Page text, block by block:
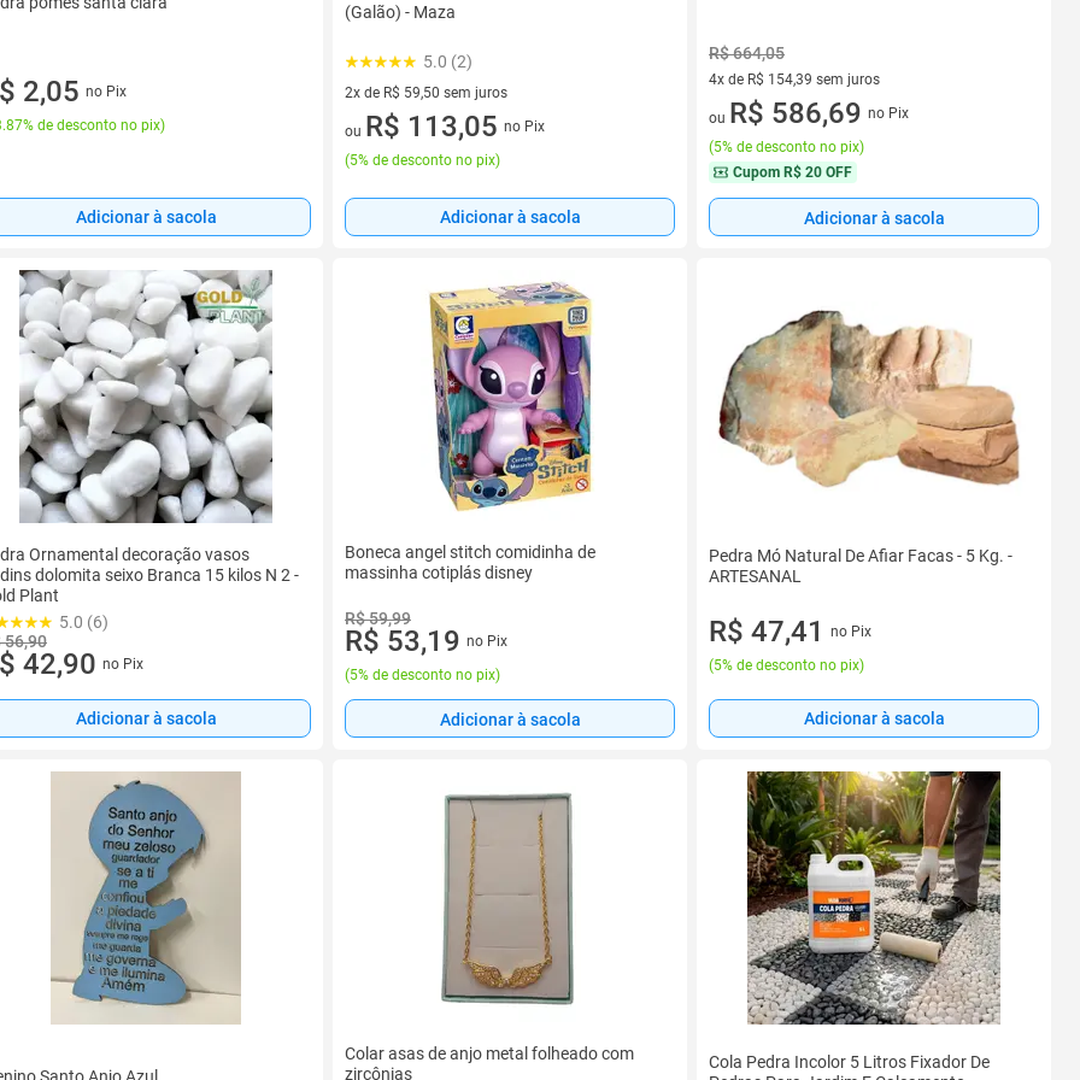
2,05 no Pix
de desconto no pix)
Adicionar à sacola
(Galão) - Maza
5.0 (2)
2x de R$ 59,50 sem juros
2 vez de R$ 59,50 sem juros
ou R$ 113,05 no Pix
(5% de desconto no pix)
Adicionar à sacola
R$ 664,05
4x de R$ 154,39 sem juros
4 vez de R$ 154,39 sem juros
ou R$ 586,69 no Pix
(5% de desconto no pix)
Cupom R$ 20 OFF
Adicionar à sacola
Ornamental decoração vasos
dolomita seixo Branca 15 kilos N 2 -
Plant
5.0 (6)
56,90
42,90 no Pix
Adicionar à sacola
Boneca angel stitch comidinha de
massinha cotiplás disney
R$ 59,99
R$ 53,19 no Pix
(5% de desconto no pix)
Adicionar à sacola
Pedra Mó Natural De Afiar Facas - 5 Kg. -
ARTESANAL
R$ 47,41
no Pix
(5% de desconto no pix)
Adicionar à sacola
Colar asas de anjo metal folheado com
zircônias
Cola Pedra Incolor 5 Litros Fixador De